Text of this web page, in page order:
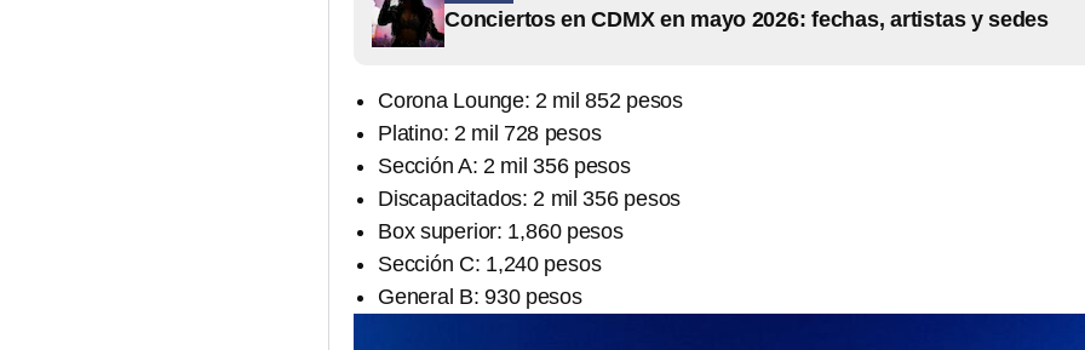
Conciertos en CDMX en mayo 2026: fechas, artistas y sedes
Corona Lounge: 2 mil 852 pesos
Platino: 2 mil 728 pesos
Sección A: 2 mil 356 pesos
Discapacitados: 2 mil 356 pesos
Box superior: 1,860 pesos
Sección C: 1,240 pesos
General B: 930 pesos